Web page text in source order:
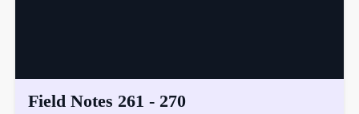
Field Notes 261 - 270